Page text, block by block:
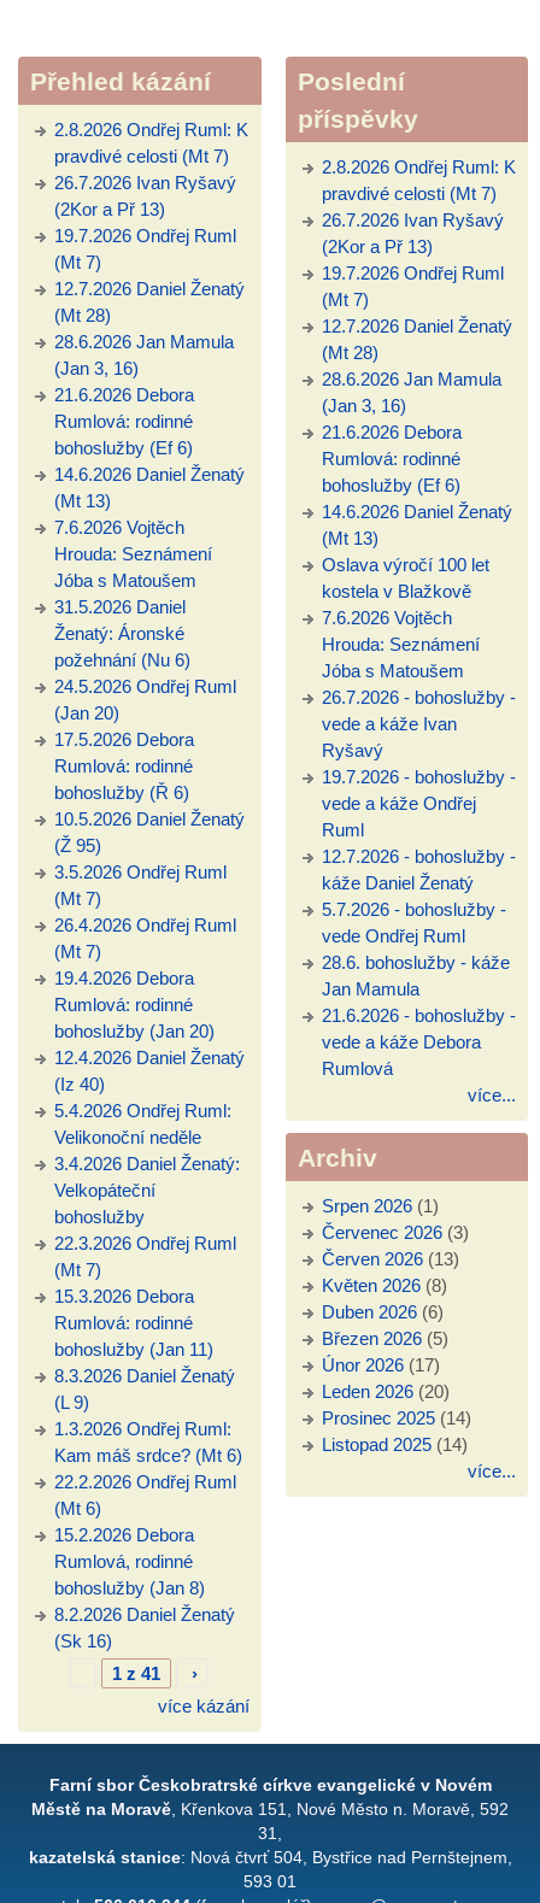
Přehled kázání
2.8.2026 Ondřej Ruml: K
pravdivé celosti (Mt 7)
26.7.2026 Ivan Ryšavý
(2Kor a Př 13)
19.7.2026 Ondřej Ruml
(Mt 7)
12.7.2026 Daniel Ženatý
(Mt 28)
28.6.2026 Jan Mamula
(Jan 3, 16)
21.6.2026 Debora
Rumlová: rodinné
bohoslužby (Ef 6)
14.6.2026 Daniel Ženatý
(Mt 13)
7.6.2026 Vojtěch
Hrouda: Seznámení
Jóba s Matoušem
31.5.2026 Daniel
Ženatý: Áronské
požehnání (Nu 6)
24.5.2026 Ondřej Ruml
(Jan 20)
17.5.2026 Debora
Rumlová: rodinné
bohoslužby (Ř 6)
10.5.2026 Daniel Ženatý
(Ž 95)
3.5.2026 Ondřej Ruml
(Mt 7)
26.4.2026 Ondřej Ruml
(Mt 7)
19.4.2026 Debora
Rumlová: rodinné
bohoslužby (Jan 20)
12.4.2026 Daniel Ženatý
(Iz 40)
5.4.2026 Ondřej Ruml:
Velikonoční neděle
3.4.2026 Daniel Ženatý:
Velkopáteční
bohoslužby
22.3.2026 Ondřej Ruml
(Mt 7)
15.3.2026 Debora
Rumlová: rodinné
bohoslužby (Jan 11)
8.3.2026 Daniel Ženatý
(L 9)
1.3.2026 Ondřej Ruml:
Kam máš srdce? (Mt 6)
22.2.2026 Ondřej Ruml
(Mt 6)
15.2.2026 Debora
Rumlová, rodinné
bohoslužby (Jan 8)
8.2.2026 Daniel Ženatý
(Sk 16)
1 z 41
›
více kázání
Poslední
příspěvky
2.8.2026 Ondřej Ruml: K
pravdivé celosti (Mt 7)
26.7.2026 Ivan Ryšavý
(2Kor a Př 13)
19.7.2026 Ondřej Ruml
(Mt 7)
12.7.2026 Daniel Ženatý
(Mt 28)
28.6.2026 Jan Mamula
(Jan 3, 16)
21.6.2026 Debora
Rumlová: rodinné
bohoslužby (Ef 6)
14.6.2026 Daniel Ženatý
(Mt 13)
Oslava výročí 100 let
kostela v Blažkově
7.6.2026 Vojtěch
Hrouda: Seznámení
Jóba s Matoušem
26.7.2026 - bohoslužby -
vede a káže Ivan
Ryšavý
19.7.2026 - bohoslužby -
vede a káže Ondřej
Ruml
12.7.2026 - bohoslužby -
káže Daniel Ženatý
5.7.2026 - bohoslužby -
vede Ondřej Ruml
28.6. bohoslužby - káže
Jan Mamula
21.6.2026 - bohoslužby -
vede a káže Debora
Rumlová
více...
Archiv
Srpen 2026(1)
Červenec 2026(3)
Červen 2026(13)
Květen 2026(8)
Duben 2026(6)
Březen 2026(5)
Únor 2026(17)
Leden 2026(20)
Prosinec 2025(14)
Listopad 2025(14)
více...
Farní sbor Českobratrské církve evangelické v Novém
Městě na Moravě, Křenkova 151, Nové Město n. Moravě, 592
31,
kazatelská stanice: Nová čtvrť 504, Bystřice nad Pernštejnem,
593 01